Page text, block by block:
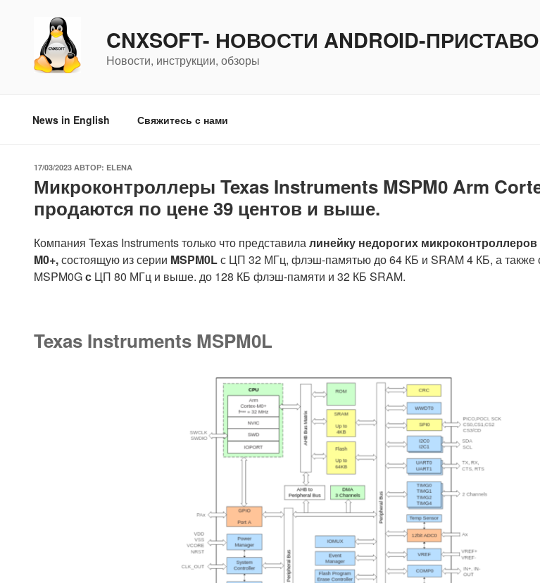
содержимому
CNXSOFT- НОВОСТИ ANDROID-
Новости, инструкции, обзоры
News in English Свяжитесь с нами
ОПУБЛИКОВАНО
17/03/2023 АВТОР: ELENA
Микроконтроллеры Texas Instruments MSPM0 Arm
продаются по цене 39 центов и выше.
Компания Texas Instruments только что представилалинейку недорогих микроконтроллеров
M0+,состоящую из серии MSPM0Lс ЦП 32 МГц, флэш-памятью до 64 КБ и SRAM 4 КБ, а также
MSPM0Gс ЦП 80 МГц и выше. до 128 КБ флэш-памяти и 32 КБ SRAM.
Texas Instruments MSPM0L